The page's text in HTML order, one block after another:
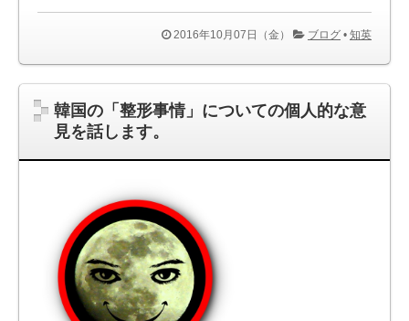
2016年10月07日（金） ブログ • 知英
韓国の「整形事情」についての個人的な意
見を話します。